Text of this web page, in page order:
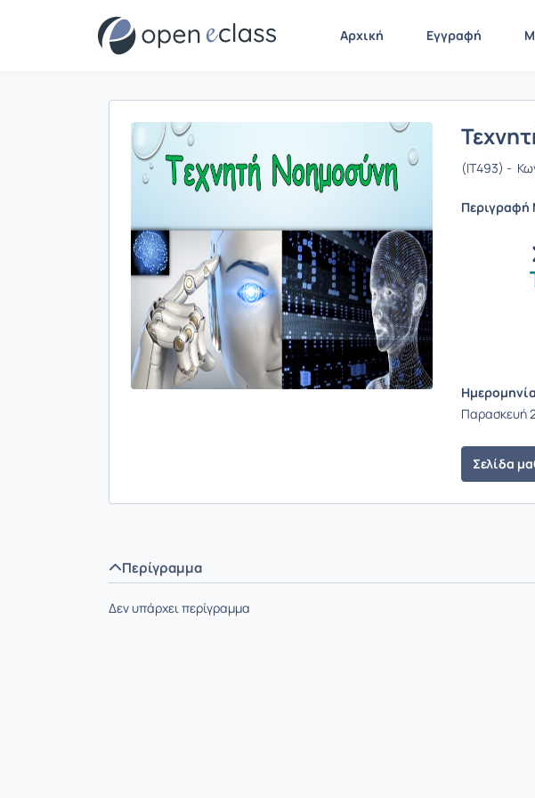
Αρχική Εγγραφή
Παρουσίαση/Προβολή
(IT493) -
Παρασκευή
Σελίδα
Περίγραμμα
Δεν υπάρχει περίγραμμα